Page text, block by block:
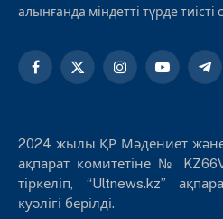
алынғанда міндетті түрде тиісті
Facebook
X
InstagramYouTube
2024 жылы ҚР Мәдениет және
ақпарат комитетіне №
тіркеліп, “Ultnews.kz”
куәлігі берілді.